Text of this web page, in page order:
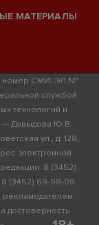
МАТЕРИАЛЫ
номер СМИ: ЭЛ №
службой
технологий и
— Давыдова Ю.В.
ул., д. 128,
электронной
8 (3452)
(3452) 69-98-08
рекламодателем.
достоверность